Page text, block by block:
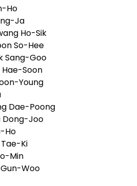
Ho
Ja
Ho-Sik
So-Hee
Sang-Goo
Soon
Young
Dae-Poong
Dong-Joo
Ho
Ki
Min
Woo